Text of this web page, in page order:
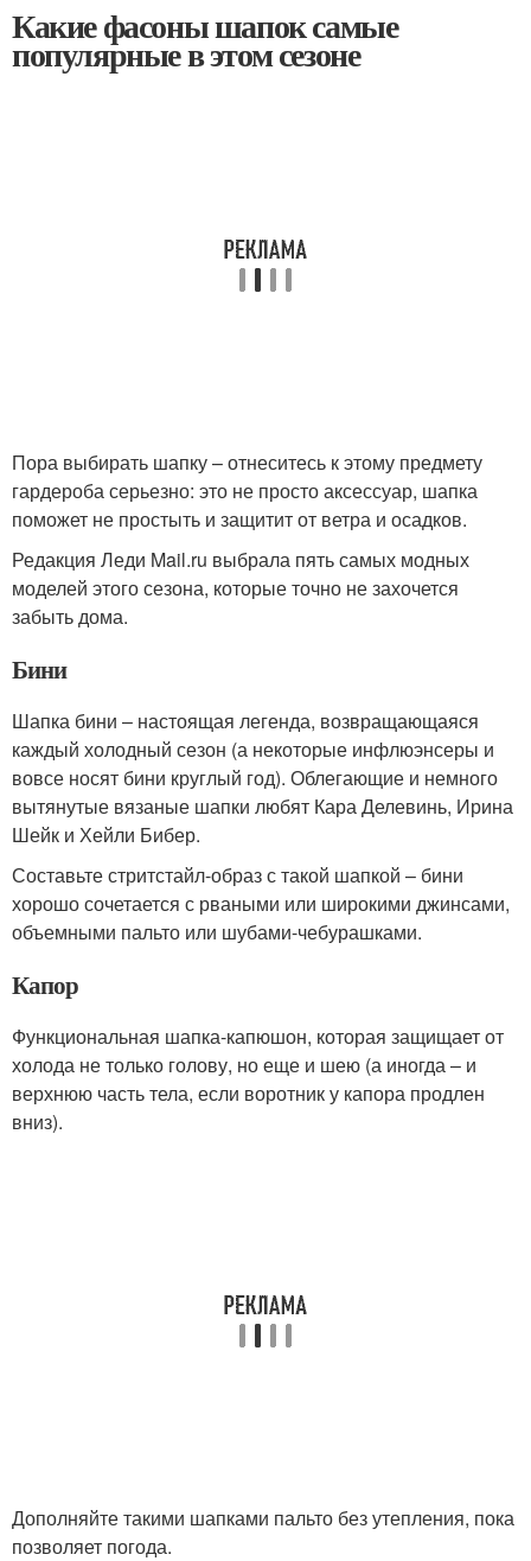
Какие фасоны шапок самые
популярные в этом сезоне
Пора выбирать шапку – отнеситесь к этому предмету
гардероба серьезно: это не просто аксессуар, шапка
поможет не простыть и защитит от ветра и осадков.
Редакция Леди Mail.ru выбрала пять самых модных
моделей этого сезона, которые точно не захочется
забыть дома.
Бини
Шапка бини – настоящая легенда, возвращающаяся
каждый холодный сезон (а некоторые инфлюэнсеры и
вовсе носят бини круглый год). Облегающие и немного
вытянутые вязаные шапки любят Кара Делевинь, Ирина
Шейк и Хейли Бибер.
Составьте стритстайл-образ с такой шапкой – бини
хорошо сочетается с рваными или широкими джинсами,
объемными пальто или шубами-чебурашками.
Капор
Функциональная шапка-капюшон, которая защищает от
холода не только голову, но еще и шею (а иногда – и
верхнюю часть тела, если воротник у капора продлен
вниз).
Дополняйте такими шапками пальто без утепления, пока
позволяет погода.